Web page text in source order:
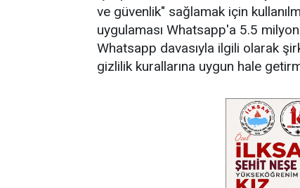
ve güvenlik" sağlamak için
uygulaması Whatsapp'a 5.5
Whatsapp davasıyla ilgili olarak
gizlilik kurallarına uygun hale